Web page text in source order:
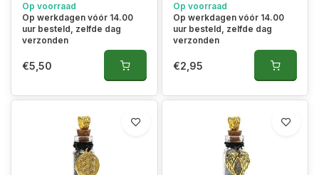
Op voorraad
Op werkdagen vóór 14.00
uur besteld, zelfde dag
verzonden
€5,50
Op voorraad
Op werkdagen vóór 14.00
uur besteld, zelfde dag
verzonden
€2,95